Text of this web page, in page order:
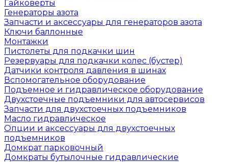
Гайковерты
Генераторы азота
Запчасти и аксессуары для генераторов азота
Ключи баллонные
Монтажки
Пистолеты для подкачки шин
Резервуары для подкачки колес (бустер)
Датчики контроля давления в шинах
Вспомогательное оборудование
Подъемное и гидравлическое оборудование
Двухстоечные подъемники для автосервисов
Запчасти для двухстоечных подъемников
Масло гидравлическое
Опции и аксессуары для двухстоечных
подъемников
Домкрат парковочный
Домкраты бутылочные гидравлические